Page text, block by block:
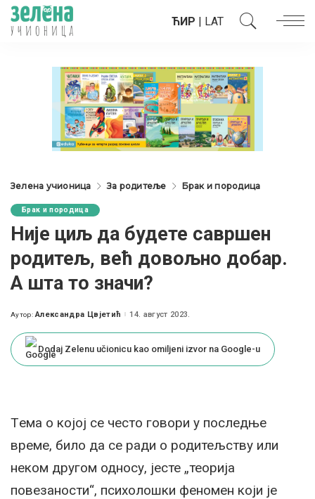
ЋИР | LAT
Зелена учионица За родитеље Брак и породица
Брак и породица
Није циљ да будете савршен
родитељ, већ довољно добар.
А шта то значи?
Posted
Аутор: Александра Цвјетић 14. август 2023.
Dodaj Zelenu učionicu kao omiljeni izvor na Google-u
Tема о којој се често говори у последње
време, било да се ради о родитељству или
неком другом односу, јесте „теорија
повезаности“, психолошки феномен који је